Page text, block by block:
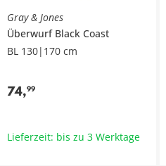
Gray & Jones
Überwurf Black Coast
BL 130|170 cm
74,99
Lieferzeit: bis zu 3 Werktage